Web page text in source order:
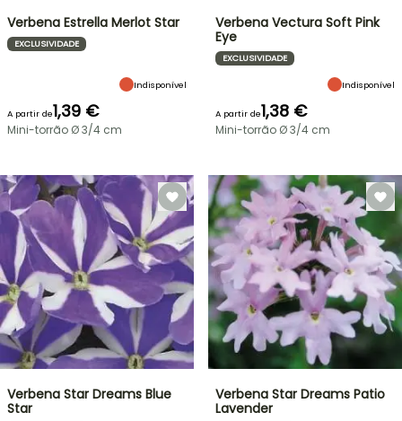
Verbena Estrella Merlot Star
EXCLUSIVIDADE
Indisponível
A partir de1,39 €
Mini-torrão Ø 3/4 cm
Verbena Vectura Soft Pink
Eye
EXCLUSIVIDADE
Indisponível
A partir de1,38 €
Mini-torrão Ø 3/4 cm
Verbena Star Dreams Blue
Star
Verbena Star Dreams Patio
Lavender